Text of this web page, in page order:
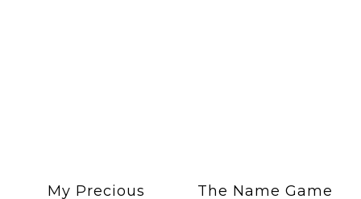
My Precious
The Name Game